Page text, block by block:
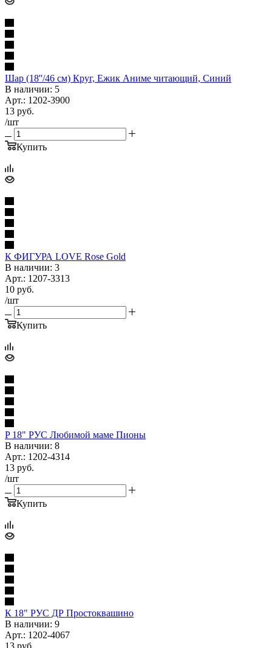
Шар (18''/46 см) Круг, Ежик Аниме читающий, Синий
В наличии: 5
Арт.: 1202-3900
13 руб.
/шт
Купить
К ФИГУРА LOVE Rose Gold
В наличии: 3
Арт.: 1207-3313
10 руб.
/шт
Купить
P 18" РУС Любимой маме Пионы
В наличии: 8
Арт.: 1202-4314
13 руб.
/шт
Купить
К 18" РУС ДР Простоквашино
В наличии: 9
Арт.: 1202-4067
13 руб.